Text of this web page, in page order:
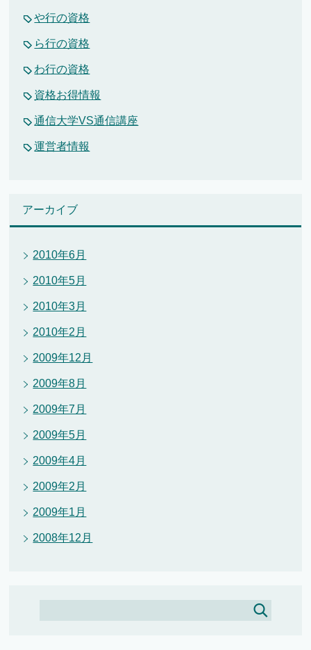
や行の資格
ら行の資格
わ行の資格
資格お得情報
通信大学VS通信講座
運営者情報
アーカイブ
2010年6月
2010年5月
2010年3月
2010年2月
2009年12月
2009年8月
2009年7月
2009年5月
2009年4月
2009年2月
2009年1月
2008年12月